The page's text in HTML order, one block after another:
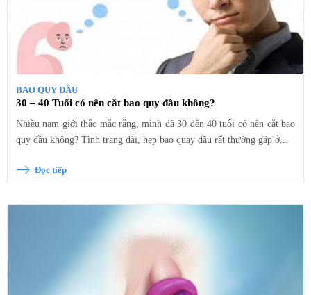
BAO QUY ĐẦU
30 – 40 Tuổi có nên cắt bao quy đầu không?
Nhiều nam giới thắc mắc rằng, mình đã 30 đến 40 tuổi có nên cắt bao
quy đầu không? Tình trạng dài, hẹp bao quay đầu rất thường gặp ở...
Đọc tiếp